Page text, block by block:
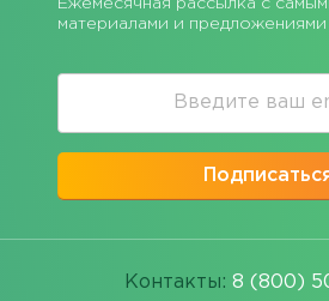
Ежемесячная рассылка с
материалами и предложениями
Контакты: 8 (800)